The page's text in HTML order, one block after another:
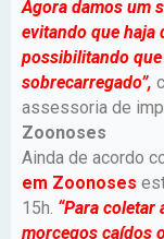
Agora damos um
evitando que haja
possibilitando
sobrecarregado”,
assessoria de
Zoonoses
Ainda de acordo
em Zoonoses
15h. “Para
morcegos caídos